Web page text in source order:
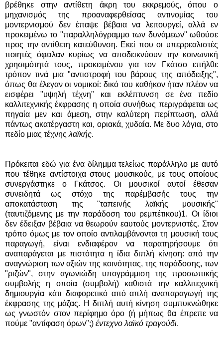
βρέθηκε στην αντίθετη άκρη του εκκρεμούς, όπου ο
μηχανισμός της προαναφερθείσας αντινομίας του
μοντερνισμού δεν έπαψε βέβαια να λειτουργεί, αλλά εν
προκειμένω το "παραλληλόγραμμο των δυνάμεων" ωθούσε
προς την αντίθετη κατεύθυνση. Εκεί που οι υπερρεαλιστές
ποιητές όφειλαν κυρίως να αποδεικνύουν την κοινωνική
χρησιμότητά τους, προκειμένου για τον Γκάτσο επήλθε
τρόπον τινά μια "αντιστροφή του βάρους της απόδειξης",
όπως θα έλεγαν οι νομικοί: δικό του καθήκον ήταν πλέον να
εισφέρει "υψηλή τέχνη" και εκλέπτυνση σε ένα πεδίο
καλλιτεχνικής έκφρασης η οποία συνήθως περιγράφεται ως
πηγαία μεν και άμεση, στην καλύτερη περίπτωση, αλλά
πάντως ακατέργαστη και, οριακά, χυδαία. Με δυο λόγια, στο
πεδίο μιας τέχνης λαϊκής.
Πρόκειται εδώ για ένα δίλημμα τελείως παράλληλο με αυτό
που τέθηκε αντίστοιχα στους μουσικούς, με τους οποίους
συνεργάστηκε ο Γκάτσος. Οι μουσικοί αυτοί έθεσαν
συνειδητά ως στόχο της παρέμβασής τους την
αποκατάσταση της "ταπεινής λαϊκής μουσικής"
(ταυτιζόμενης με την παράδοση του ρεμπέτικου)1. Οι ίδιοι
δεν έδειξαν βέβαια να θεωρούν εαυτούς μοντερνιστές. Στον
τρόπο όμως με τον οποίο αντιλαμβάνονται τη μουσική τους
παραγωγή, είναι ενδιαφέρον να παρατηρήσουμε ότι
αναπαράγεται με πιστότητα η ίδια διπλή κίνηση: από την
αναγνώριση των αξιών της κοινότητας, της παράδοσης, των
"ριζών", στην αγωνιώδη υπογράμμιση της προσωπικής
συμβολής η οποία (συμβολή) καθιστά την καλλιτεχνική
δημιουργία κάτι διαφορετικό από απλή αναπαραγωγή της
έκφρασης της μάζας. Η διπλή αυτή κίνηση συμπυκνώθηκε
ως γνωστόν στον περίφημο όρο (ή μήπως θα έπρεπε να
πούμε "αντίφαση όρων";) έντεχνο λαϊκό τραγούδι.